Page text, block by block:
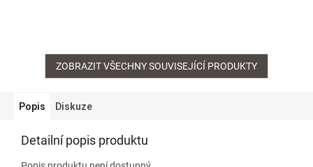
ZOBRAZIT VŠECHNY SOUVISEJÍCÍ PRODUKTY
Popis Diskuze
Detailní popis produktu